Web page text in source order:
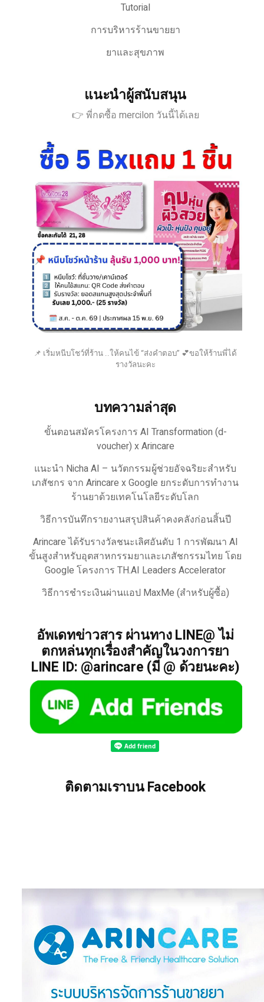
Tutorial
การบริหารร้านขายยา
ยาและสุขภาพ
แนะนำผู้สนับสนุน
👉 พี่กดซื้อ mercilon วันนี้ได้เลย
📌 เริ่มหนีบโชว์ที่ร้าน ..ให้คนไข้ “ส่งคำตอบ” 💕ขอให้ร้านพี่ได้
รางวัลนะคะ
บทความล่าสุด
ขั้นตอนสมัครโครงการ AI Transformation (d-
voucher) x Arincare
แนะนำ Nicha AI – นวัตกรรมผู้ช่วยอัจฉริยะสำหรับ
เภสัชกร จาก Arincare x Google ยกระดับการทำงาน
ร้านยาด้วยเทคโนโลยีระดับโลก
วิธีการบันทึกรายงานสรุปสินค้าคงคลังก่อนสิ้นปี
Arincare ได้รับรางวัลชนะเลิศอันดับ 1 การพัฒนา AI
ขั้นสูงสำหรับอุตสาหกรรมยาและเภสัชกรรมไทย โดย
Google โครงการ TH.AI Leaders Accelerator
วิธีการชำระเงินผ่านแอป MaxMe (สำหรับผู้ซื้อ)
อัพเดทข่าวสาร ผ่านทาง LINE@ ไม่
ตกหล่นทุกเรื่องสำคัญในวงการยา
LINE ID: @arincare (มี @ ด้วยนะคะ)
ติดตามเราบน Facebook